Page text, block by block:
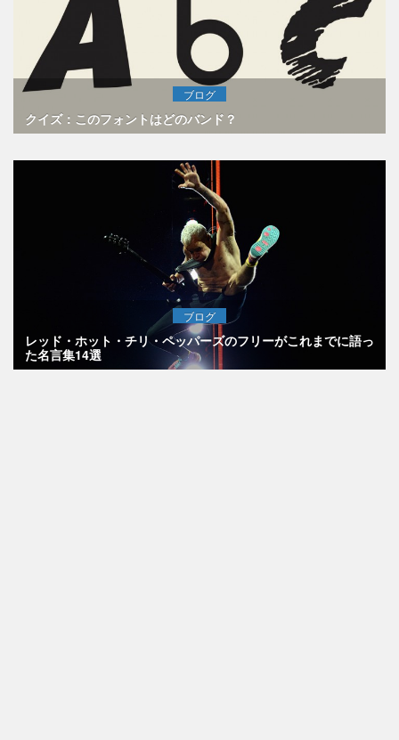
ブログ
クイズ：このフォントはどのバンド？
ブログ
レッド・ホット・チリ・ペッパーズのフリーがこれまでに語っ
た名言集14選